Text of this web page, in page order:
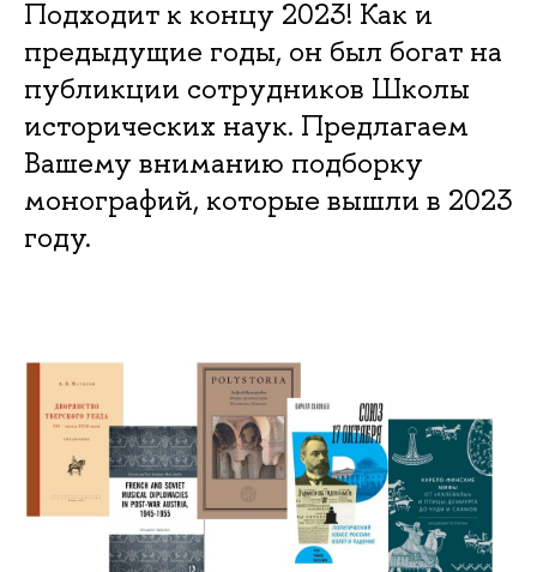
Подходит к концу 2023! Как и
предыдущие годы, он был богат на
публикции сотрудников Школы
исторических наук. Предлагаем
Вашему вниманию подборку
монографий, которые вышли в 2023
году.